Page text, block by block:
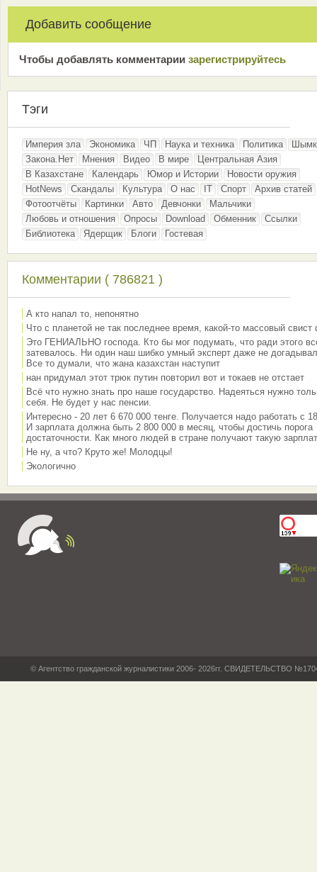
Добавить сообщение
Чтобы добавлять комментарии зарeгиcтрирyйтeсь
Тэги
Империя зла Экономика ЧП Наука и техника Политика
Закона.Нет
Мнения Видео В мире
Центральная Азия
В Казахстане
Календарь Юмор и Истории
Новости оружия
HotNews
Скандалы Культура О нас IT Спорт
Архив статей
Фотоотчёты
Картинки Авто Девчонки
Мальчики
Любовь и отношения
Опросы Download Обменник
Ссылки
Библиотека
Ядерщик Блоги Гостевая
Комментарии ( 786821 )
А кто напал то, непонятно
Что с планетой не так последнее время, какой-то массовый свист
Это ГЕНИАЛЬНО господа. Кто бы мог подумать, что ради этого
затевалось. Ни один наш шибко умный эксперт даже не
Все то думали, что жана казахстан наступит
нан придумал этот трюк путин повторил вот и токаев не отстает
Всё что нужно знать про наше государство. Надеяться нужно
себя. Не будет у нас пенсии.
Интересно - 20 лет 6 670 000 тенге. Получается надо работать с
И зарплата должна быть 2 800 000 в месяц, чтобы достичь порога
достаточности. Как много людей в стране получают такую
Не ну, а что? Круто же! Молодцы!
Экологично
© Агентство гражданской журналистики 2006- 2026гг. СВИДЕТЕЛЬСТВО